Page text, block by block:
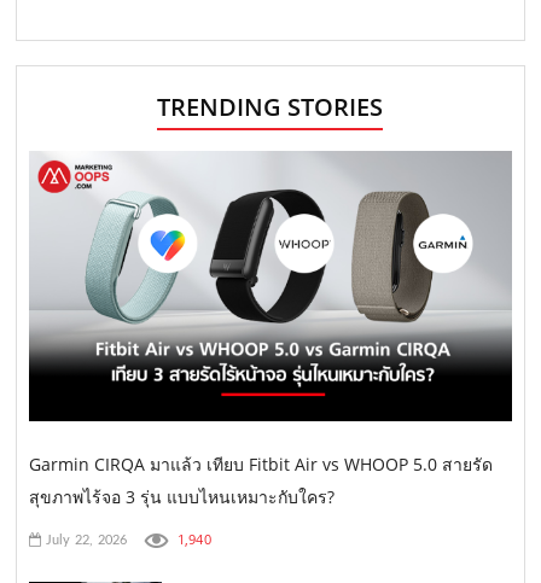
TRENDING STORIES
Garmin CIRQA มาแล้ว เทียบ Fitbit Air vs WHOOP 5.0 สายรัด
สุขภาพไร้จอ 3 รุ่น แบบไหนเหมาะกับใคร?
July 22, 2026 1,940